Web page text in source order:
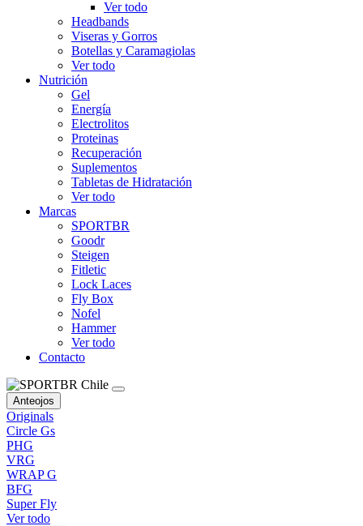
Ver todo
Headbands
Viseras y Gorros
Botellas y Caramagiolas
Ver todo
Nutrición
Gel
Energía
Electrolitos
Proteinas
Recuperación
Suplementos
Tabletas de Hidratación
Ver todo
Marcas
SPORTBR
Goodr
Steigen
Fitletic
Lock Laces
Fly Box
Nofel
Hammer
Ver todo
Contacto
Anteojos
Originals
Circle Gs
PHG
VRG
WRAP G
BFG
Super Fly
Ver todo